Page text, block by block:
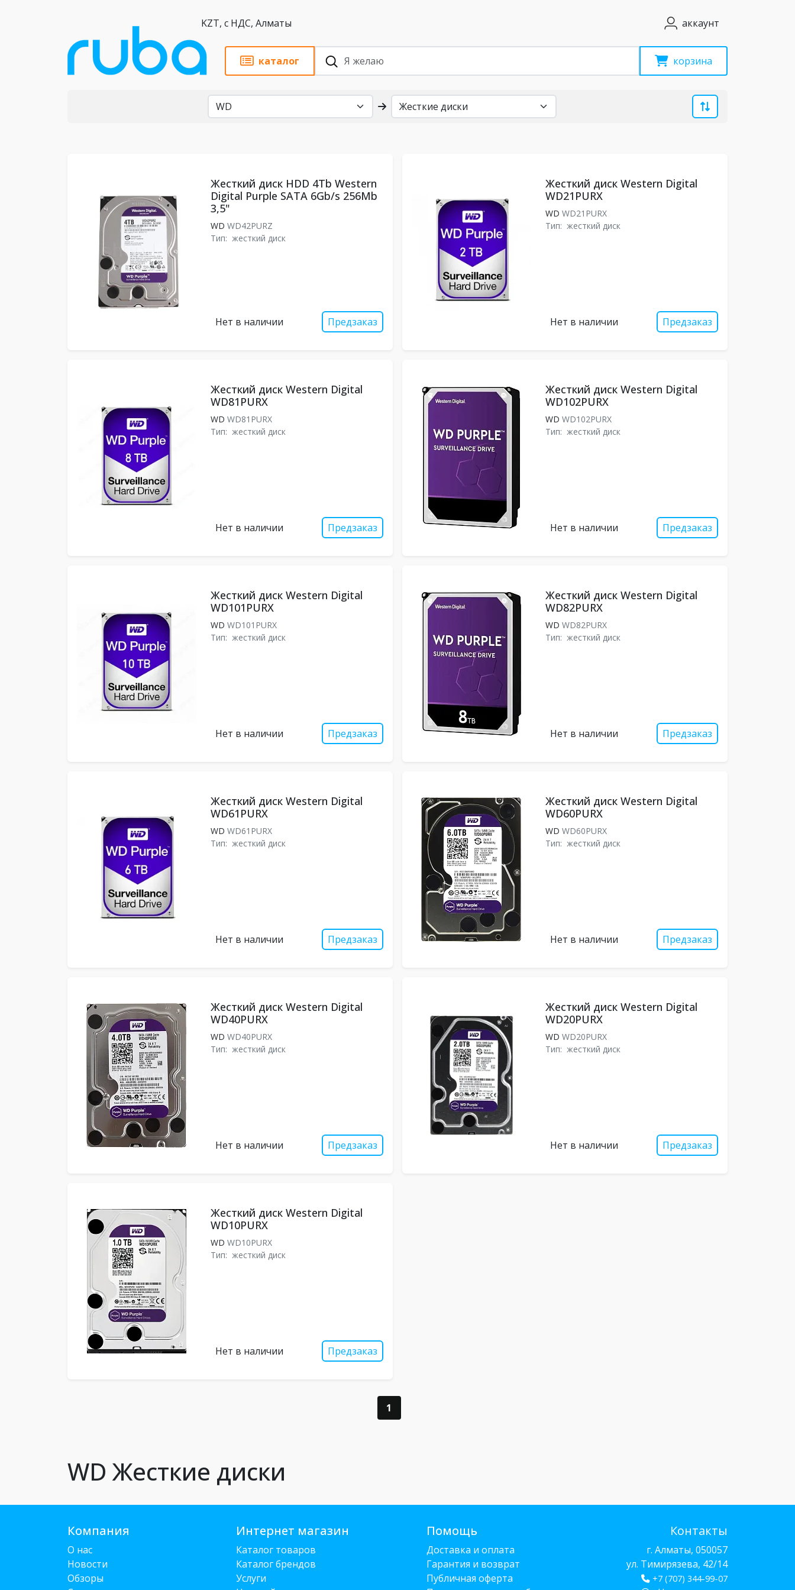
KZT, с НДС, Алматы аккаунт
каталог корзина
Жесткий диск HDD 4Tb Western
Digital Purple SATA 6Gb/s 256Mb
3,5"
WD WD42PURZ
Тип: жесткий диск
Нет в наличии Предзаказ
Жесткий диск Western Digital
WD21PURX
WD WD21PURX
Тип: жесткий диск
Нет в наличии Предзаказ
Жесткий диск Western Digital
WD81PURX
WD WD81PURX
Тип: жесткий диск
Нет в наличии Предзаказ
Жесткий диск Western Digital
WD102PURX
WD WD102PURX
Тип: жесткий диск
Нет в наличии Предзаказ
Жесткий диск Western Digital
WD101PURX
WD WD101PURX
Тип: жесткий диск
Нет в наличии Предзаказ
Жесткий диск Western Digital
WD82PURX
WD WD82PURX
Тип: жесткий диск
Нет в наличии Предзаказ
Жесткий диск Western Digital
WD61PURX
WD WD61PURX
Тип: жесткий диск
Нет в наличии Предзаказ
Жесткий диск Western Digital
WD60PURX
WD WD60PURX
Тип: жесткий диск
Нет в наличии Предзаказ
Жесткий диск Western Digital
WD40PURX
WD WD40PURX
Тип: жесткий диск
Нет в наличии Предзаказ
Жесткий диск Western Digital
WD20PURX
WD WD20PURX
Тип: жесткий диск
Нет в наличии Предзаказ
Жесткий диск Western Digital
WD10PURX
WD WD10PURX
Тип: жесткий диск
Нет в наличии Предзаказ
1
WD Жесткие диски
Компания
О нас
Новости
Обзоры
Интернет магазин
Каталог товаров
Каталог брендов
Услуги
Помощь
Доставка и оплата
Гарантия и возврат
Публичная оферта
Контакты
г. Алматы, 050057
ул. Тимирязева, 42/14
+7 (707) 344-99-07